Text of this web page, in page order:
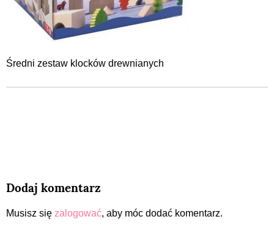
Średni zestaw klocków drewnianych
Dodaj komentarz
Musisz się zalogować, aby móc dodać komentarz.